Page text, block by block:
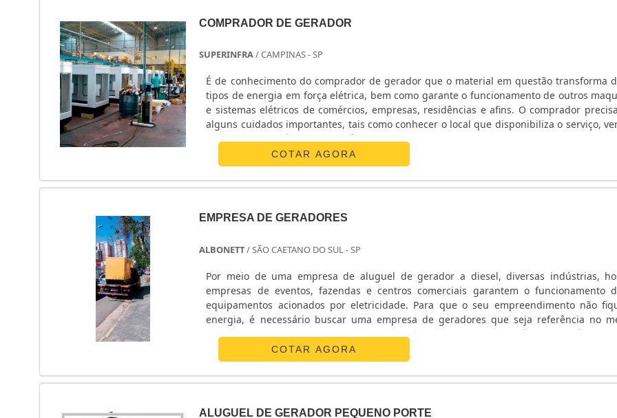
COMPRADOR DE GERADOR
SUPERINFRA/ CAMPINAS - SP
É de conhecimento do comprador de gerador que o material em questão transforma
tipos de energia em força elétrica, bem como garante o funcionamento de outros
e sistemas elétricos de comércios, empresas, residências e afins. O comprador
alguns cuidados importantes, tais como conhecer o local que disponibiliza o serviço,
qualidade das máquinas, a potência garantida, saber exatamente qual a finalidade e
para adquirir o tipo certo de gerador..
COTAR AGORA
EMPRESA DE GERADORES
ALBONETT/ SÃO CAETANO DO SUL - SP
Por meio de uma empresa de aluguel de gerador a diesel, diversas indústrias,
empresas de eventos, fazendas e centros comerciais garantem o funcionamento
equipamentos acionados por eletricidade. Para que o seu empreendimento não
energia, é necessário buscar uma empresa de geradores que seja referência no
Funcionamento do gerador O equipamento converte a energia mecânica em elétrica,
da indução eletr....COTAR AGORA
ALUGUEL DE GERADOR PEQUENO PORTE